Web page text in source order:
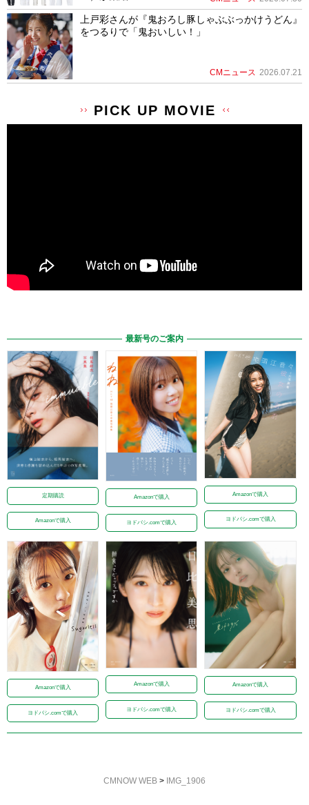
上戸彩さんが『鬼おろし豚しゃぶぶっかけうどん』
をつるりで「鬼おいしい！」
CMニュース 2026.07.21
PICK UP MOVIE
最新号のご案内
定期購読
Amazonで購入
Amazonで購入
ヨドバシ.comで購入
Amazonで購入
ヨドバシ.comで購入
Amazonで購入
ヨドバシ.comで購入
Amazonで購入
ヨドバシ.comで購入
Amazonで購入
ヨドバシ.comで購入
CMNOW WEB > IMG_1906